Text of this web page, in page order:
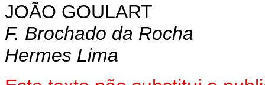
JOÃO GOULART
F. Brochado da Rocha
Hermes Lima